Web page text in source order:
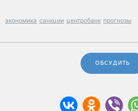
экономика санкции центробанк прогнозы
ОБСУДИТЬ